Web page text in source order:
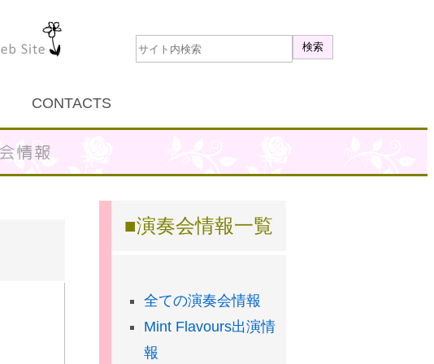
CONTACTS
演奏会情報一覧
全ての演奏会情報
Mint Flavours出演情
報